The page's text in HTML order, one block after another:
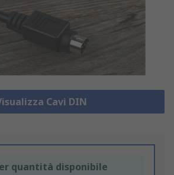
Cavi DIN
quantità disponibile